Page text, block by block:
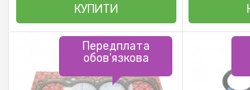
КУПИТИ
Передплата
обов'язкова